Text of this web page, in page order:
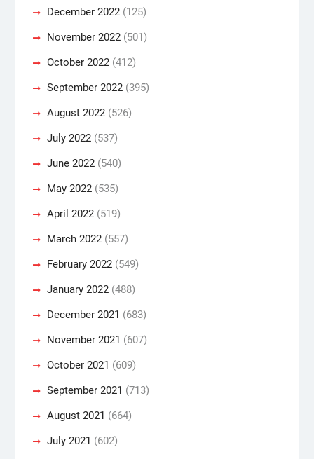
December 2022(125)
November 2022(501)
October 2022(412)
September 2022(395)
August 2022(526)
July 2022(537)
June 2022(540)
May 2022(535)
April 2022(519)
March 2022(557)
February 2022(549)
January 2022(488)
December 2021 (683)
November 2021 (607)
October 2021 (609)
September 2021 (713)
August 2021 (664)
July 2021 (602)